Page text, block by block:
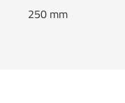
250 mm